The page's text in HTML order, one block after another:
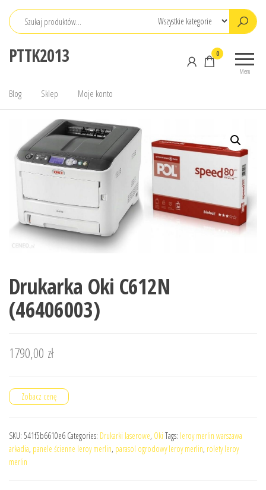
Przejdź
PTTK2013
Menu
0
Blog Sklep Moje konto
Drukarka Oki C612N
(46406003)
1790,00 zł
Zobacz cenę
SKU: 541f5b6610e6 Categories: Drukarki laserowe, Oki Tags: leroy merlin warszawa
arkadia, panele ścienne leroy merlin, parasol ogrodowy leroy merlin, rolety leroy
merlin